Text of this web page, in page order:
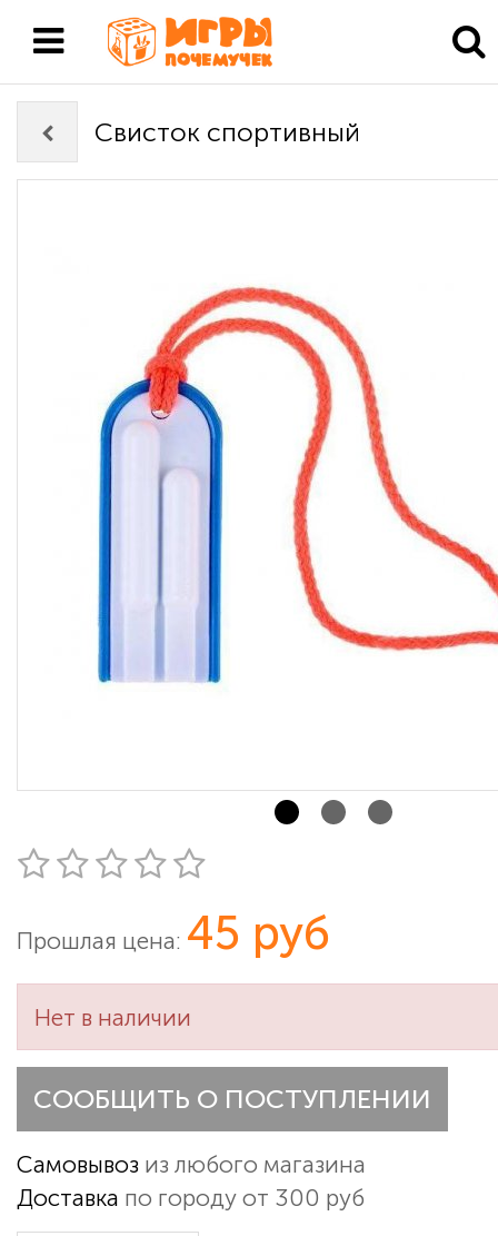
Свисток спортивный
Прошлая цена: 45 руб
Нет в наличии
СООБЩИТЬ О ПОСТУПЛЕНИИ
Самовывоз из любого магазина
Доставка по городу от 300 руб